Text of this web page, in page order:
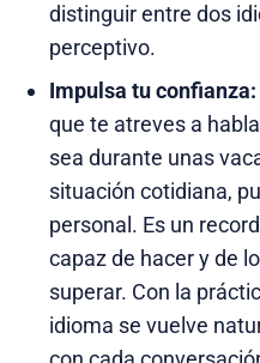
distinguir entre dos
perceptivo.
Impulsa tu confianza:
que te atreves a
sea durante unas
situación cotidiana,
personal. Es un
capaz de hacer y de
superar. Con la
idioma se vuelve